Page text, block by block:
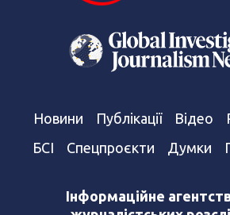
Новини Публікації Відео
БСІ
Спецпроєкти Думки
Інформаційне